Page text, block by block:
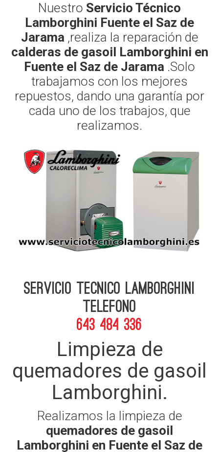
Nuestro Servicio Técnico
Lamborghini Fuente el Saz de
Jarama ,realiza la reparación de
calderas de gasoil Lamborghini en
Fuente el Saz de Jarama .Solo
trabajamos con los mejores
repuestos, dando una garantía por
cada uno de los trabajos, que
realizamos.
Servicio Tecnico Lamborghini
telefono
643 484 336
Limpieza de
quemadores de gasoil
Lamborghini.
Realizamos la limpieza de
quemadores de gasoil
Lamborghini en Fuente el Saz de